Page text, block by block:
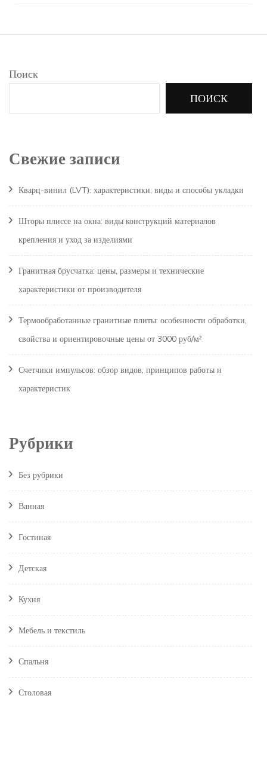
Поиск
ПОИСК
Свежие записи
Кварц-винил (LVT): характеристики, виды и способы укладки
Шторы плиссе на окна: виды конструкций материалов
крепления и уход за изделиями
Гранитная брусчатка: цены, размеры и технические
характеристики от производителя
Термообработанные гранитные плиты: особенности обработки,
свойства и ориентировочные цены от 3000 руб/м²
Счетчики импульсов: обзор видов, принципов работы и
характеристик
Рубрики
Без рубрики
Ванная
Гостиная
Детская
Кухня
Мебель и текстиль
Спальня
Столовая